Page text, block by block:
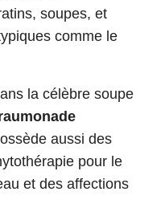
soupes, et
comme le
la célèbre soupe
aussi des
pour le
et des affections